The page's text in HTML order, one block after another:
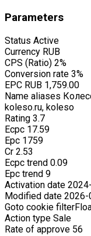
Parameters
Status Active
Currency RUB
CPS (Ratio) 2%
Conversion rate 3%
EPC RUB 1,759.00
Name aliases
koleso.ru, koleso
Rating 3.7
Ecpc 17.59
Epc 1759
Cr 2.53
Ecpc trend 0.09
Epc trend 9
Activation date
Modified date 2026-
Goto cookie
Action type Sale
Rate of approve 56